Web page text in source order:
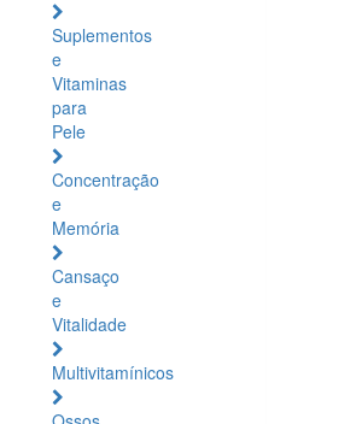
Suplementos
e
Vitaminas
para
Pele
Concentração
e
Memória
Cansaço
e
Vitalidade
Multivitamínicos